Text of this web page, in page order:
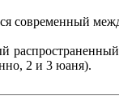
современный
2 и 3 юаня).